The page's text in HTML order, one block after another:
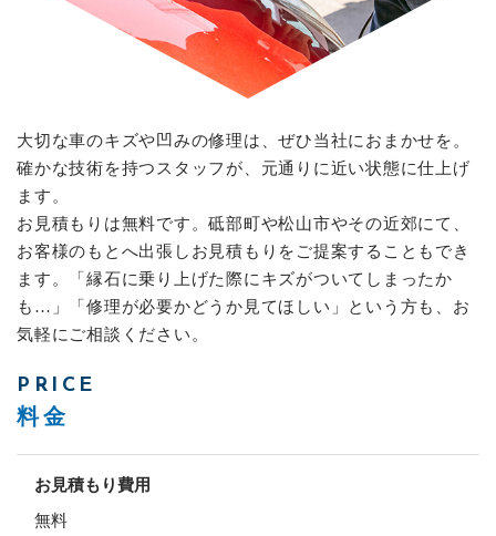
お電話での受付
089-968-1744
受付時間：9:00～18:00（日曜・祝日）
大切な車のキズや凹みの修理は、ぜひ当社におまかせを。
確かな技術を持つスタッフが、元通りに近い状態に仕上げ
ます。
お見積もりは無料です。砥部町や松山市やその近郊にて、
お客様のもとへ出張しお見積もりをご提案することもでき
ます。「縁石に乗り上げた際にキズがついてしまったか
も…」「修理が必要かどうか見てほしい」という方も、お
気軽にご相談ください。
PRICE
料金
お見積もり費用
無料